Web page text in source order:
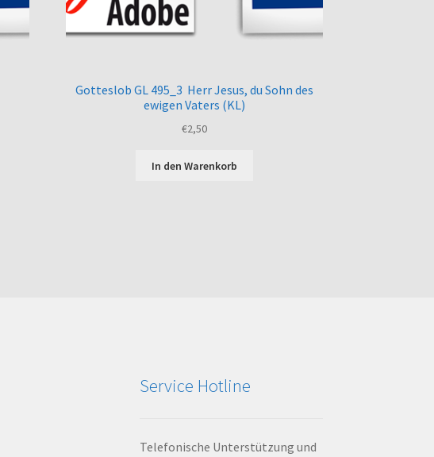
Gotteslob GL 495_3 Herr Jesus, du Sohn des
ewigen Vaters (KL)
€2,50
In den Warenkorb
Service Hotline
Telefonische Unterstützung und